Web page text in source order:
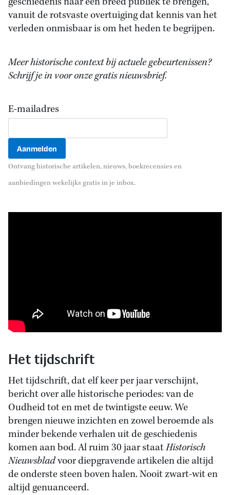
vanuit de rotsvaste overtuiging dat kennis van het
verleden onmisbaar is om het heden te begrijpen.
Meer historische context bij actuele gebeurtenissen?
Schrijf je in voor onze gratis nieuwsbrief.
E-mailadres
Ontvang historische artikelen, nieuws, boekrecensies en
aanbiedingen wekelijks gratis in je inbox.
Het tijdschrift
Het tijdschrift, dat elf keer per jaar verschijnt,
bericht over alle historische periodes: van de
Oudheid tot en met de twintigste eeuw. We
brengen nieuwe inzichten en zowel beroemde als
minder bekende verhalen uit de geschiedenis
komen aan bod. Al ruim 30 jaar staatHistorisch
Nieuwsbladvoor diepgravende artikelen die altijd
de onderste steen boven halen. Nooit zwart-wit en
altijd genuanceerd.